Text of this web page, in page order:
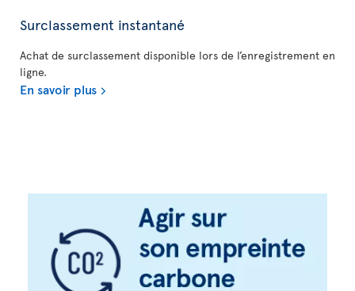
Surclassement instantané
Achat de surclassement disponible lors de l’enregistrement en
ligne.
En savoir plus